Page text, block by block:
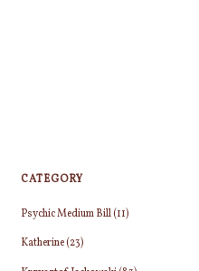
CATEGORY
Psychic Medium Bill(11)
Katherine(23)